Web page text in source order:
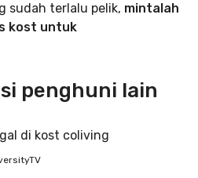
sudah terlalu pelik, mintalah
kost untuk
penghuni lain